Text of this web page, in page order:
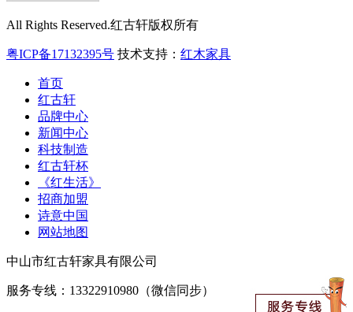
All Rights Reserved.红古轩版权所有
粤ICP备17132395号 技术支持： 红木家具
首页
红古轩
品牌中心
新闻中心
科技制造
红古轩杯
《红生活》
招商加盟
诗意中国
网站地图
中山市红古轩家具有限公司
服务专线：13322910980（微信同步）